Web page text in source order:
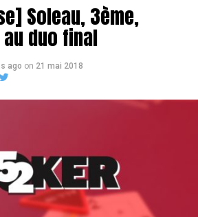
Soleau, 3ème,
duo final
ago on 21 mai 2018